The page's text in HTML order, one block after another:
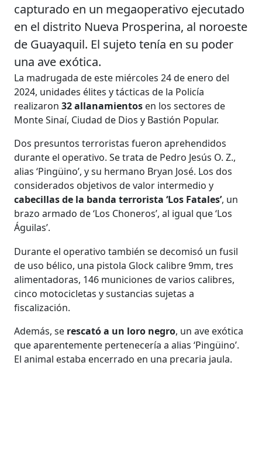
capturado en un megaoperativo ejecutado
en el distrito Nueva Prosperina, al noroeste
de Guayaquil. El sujeto tenía en su poder
una ave exótica.
La madrugada de este miércoles 24 de enero del
2024, unidades élites y tácticas de la Policía
realizaron32 allanamientos en los sectores de
Monte Sinaí, Ciudad de Dios y Bastión Popular.
Dos presuntos terroristas fueron aprehendidos
durante el operativo. Se trata de Pedro Jesús O. Z.,
alias ‘Pingüino’, y su hermano Bryan José. Los dos
considerados objetivos de valor intermedio y
cabecillas de la banda terrorista ‘Los Fatales’, un
brazo armado de ‘Los Choneros’, al igual que ‘Los
Águilas’.
Durante el operativo también se decomisó un fusil
de uso bélico, una pistola Glock calibre 9mm, tres
alimentadoras, 146 municiones de varios calibres,
cinco motocicletas y sustancias sujetas a
fiscalización.
Además, se rescató a un loro negro, un ave exótica
que aparentemente pertenecería a alias ‘Pingüino’.
El animal estaba encerrado en una precaria jaula.